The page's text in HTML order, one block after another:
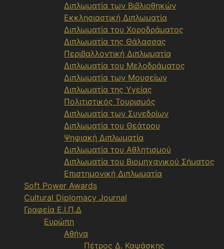
Διπλωματία των Βιβλιοθηκών
Εκκλησιαστική Διπλωματία
Διπλωματία του Χοροδράματος
Διπλωματία της Θάλασσας
Περιβαλλοντική Διπλωματία
Διπλωματία του Μελοδράματος
Διπλωματία των Μουσείων
Διπλωματία της Υγείας
Πολιτιστικός Τουρισμός
Διπλωματία των Συνεδρίων
Διπλωματία του Θεάτρου
Ψηφιακή Διπλωματία
Διπλωματία του Αθλητισμού
Διπλωματία του Βιομηχανικού Σήματος
Επιστημονική Διπλωματία
Soft Power Awards
Cultural Diplomacy Journal
Γραφεία Ε.Ι.Π.Δ
Ευρώπη
Αθήνα
Πέτρος Δ. Καψάσκης